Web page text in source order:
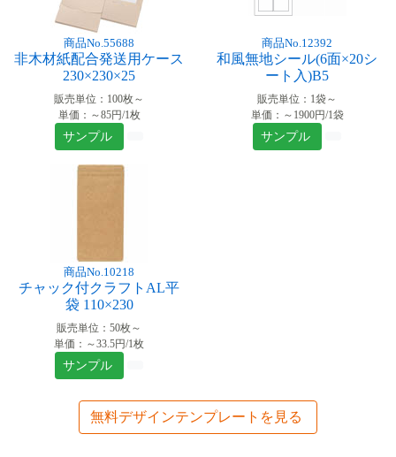
商品No.55688
非木材紙配合発送用ケース
230×230×25
販売単位：100枚～
単価：～85円/1枚
サンプル
商品No.12392
和風無地シール(6面×20シ
ート入)B5
販売単位：1袋～
単価：～1900円/1袋
サンプル
商品No.10218
チャック付クラフトAL平
袋 110×230
販売単位：50枚～
単価：～33.5円/1枚
サンプル
無料デザインテンプレートを見る